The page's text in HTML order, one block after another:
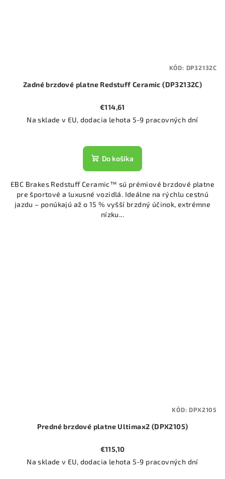
Zadné brzdové platne Redstuff Ceramic (DP32132C)
€114,61
Na sklade v EU, dodacia lehota 5-9 pracovných dní
Do košíka
EBC Brakes Redstuff Ceramic™ sú prémiové brzdové platne
pre športové a luxusné vozidlá. Ideálne na rýchlu cestnú
jazdu – ponúkajú až o 15 % vyšší brzdný účinok, extrémne
nízku...
KÓD: DP32132C
Predné brzdové platne Ultimax2 (DPX2105)
€115,10
Na sklade v EU, dodacia lehota 5-9 pracovných dní
KÓD:DPX2105